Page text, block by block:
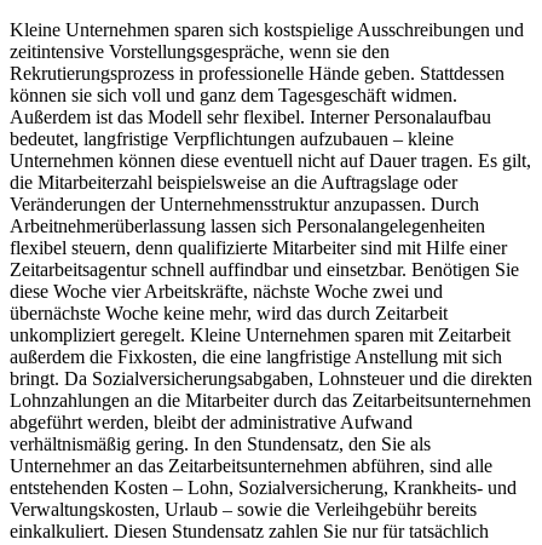
Kleine Unternehmen sparen sich kostspielige Ausschreibungen und
zeitintensive Vorstellungsgespräche, wenn sie den
Rekrutierungsprozess in professionelle Hände geben. Stattdessen
können sie sich voll und ganz dem Tagesgeschäft widmen.
Außerdem ist das Modell sehr flexibel. Interner Personalaufbau
bedeutet, langfristige Verpflichtungen aufzubauen – kleine
Unternehmen können diese eventuell nicht auf Dauer tragen. Es gilt,
die Mitarbeiterzahl beispielsweise an die Auftragslage oder
Veränderungen der Unternehmensstruktur anzupassen. Durch
Arbeitnehmerüberlassung lassen sich Personalangelegenheiten
flexibel steuern, denn qualifizierte Mitarbeiter sind mit Hilfe einer
Zeitarbeitsagentur schnell auffindbar und einsetzbar. Benötigen Sie
diese Woche vier Arbeitskräfte, nächste Woche zwei und
übernächste Woche keine mehr, wird das durch Zeitarbeit
unkompliziert geregelt. Kleine Unternehmen sparen mit Zeitarbeit
außerdem die Fixkosten, die eine langfristige Anstellung mit sich
bringt. Da Sozialversicherungsabgaben, Lohnsteuer und die direkten
Lohnzahlungen an die Mitarbeiter durch das Zeitarbeitsunternehmen
abgeführt werden, bleibt der administrative Aufwand
verhältnismäßig gering. In den Stundensatz, den Sie als
Unternehmer an das Zeitarbeitsunternehmen abführen, sind alle
entstehenden Kosten – Lohn, Sozialversicherung, Krankheits- und
Verwaltungskosten, Urlaub – sowie die Verleihgebühr bereits
einkalkuliert. Diesen Stundensatz zahlen Sie nur für tatsächlich